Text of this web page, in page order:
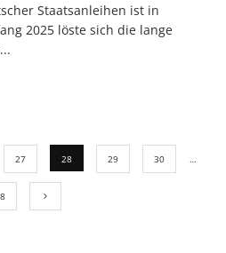
Staatsanleihen ist in
2025 löste sich die lange
...
27 28 29 30 …